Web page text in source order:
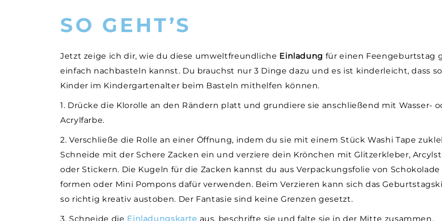
SO GEHT’S
Jetzt zeige ich dir, wie du diese umweltfreundliche Einladung für einen Feengeburtstag
einfach nachbasteln kannst. Du brauchst nur 3 Dinge dazu und es ist kinderleicht, dass
Kinder im Kindergartenalter beim Basteln mithelfen können.
1. Drücke die Klorolle an den Rändern platt und grundiere sie anschließend mit Wasser-
Acrylfarbe.
2. Verschließe die Rolle an einer Öffnung, indem du sie mit einem Stück Washi Tape
Schneide mit der Schere Zacken ein und verziere dein Krönchen mit Glitzerkleber,
oder Stickern. Die Kugeln für die Zacken kannst du aus Verpackungsfolie von Schokolade
formen oder Mini Pompons dafür verwenden. Beim Verzieren kann sich das
so richtig kreativ austoben. Der Fantasie sind keine Grenzen gesetzt.
3. Schneide die Einladungskarte aus, beschrifte sie und falte sie in der Mitte zusammen.